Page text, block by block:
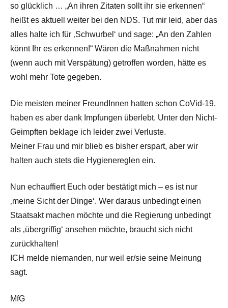
so glücklich … „An ihren Zitaten sollt ihr sie erkennen“
heißt es aktuell weiter bei den NDS. Tut mir leid, aber das
alles halte ich für ‚Schwurbel‘ und sage: „An den Zahlen
könnt Ihr es erkennen!“ Wären die Maßnahmen nicht
(wenn auch mit Verspätung) getroffen worden, hätte es
wohl mehr Tote gegeben.
Die meisten meiner FreundInnen hatten schon CoVid-19,
haben es aber dank Impfungen überlebt. Unter den Nicht-
Geimpften beklage ich leider zwei Verluste.
Meiner Frau und mir blieb es bisher erspart, aber wir
halten auch stets die Hygienereglen ein.
Nun echauffiert Euch oder bestätigt mich – es ist nur
‚meine Sicht der Dinge‘. Wer daraus unbedingt einen
Staatsakt machen möchte und die Regierung unbedingt
als ‚übergriffig‘ ansehen möchte, braucht sich nicht
zurückhalten!
ICH melde niemanden, nur weil er/sie seine Meinung
sagt.
MfG